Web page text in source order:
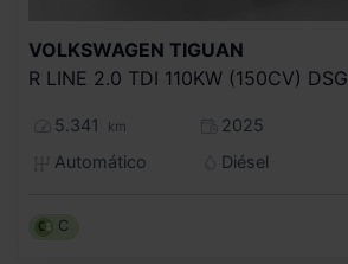
VOLKSWAGEN TIGUAN
R LINE 2.0 TDI 110KW (150CV) DSG
5.341 km
2025
Automático
Diésel
C